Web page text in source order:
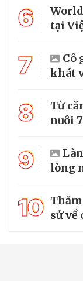
6
tại
7
Cô
khát
8
Từ
nuôi
9
lòng
10 sử về